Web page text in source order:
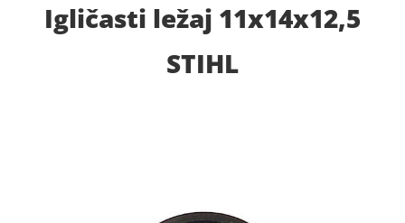
Igličasti ležaj 11x14x12,5
STIHL